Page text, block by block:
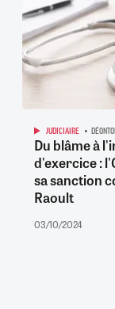
JUDICIAIRE
Du blâme à
d'exercice :
sa sanction
Raoult
03/10/2024